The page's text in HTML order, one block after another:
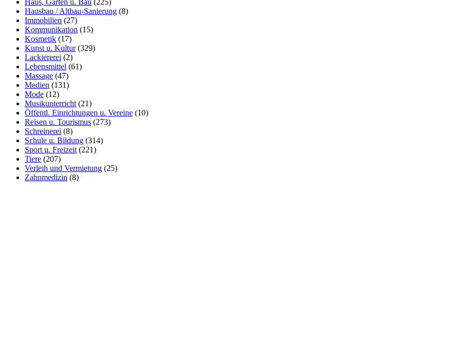
Hausbau / Altbau-Sanierung (8)
Immobilien (27)
Kommunikation (15)
Kosmetik (17)
Kunst u. Kultur(329)
Lackiererei (2)
Lebensmittel (61)
Massage (47)
Medien (131)
Mode (12)
Musikunterricht (21)
Öffentl. Einrichtungen u. Vereine (10)
Reisen u. Tourismus (273)
Schreinerei (8)
Schule u. Bildung (314)
Sport u. Freizeit (221)
Tiere (207)
Verleih und Vermietung (25)
Zahnmedizin (8)